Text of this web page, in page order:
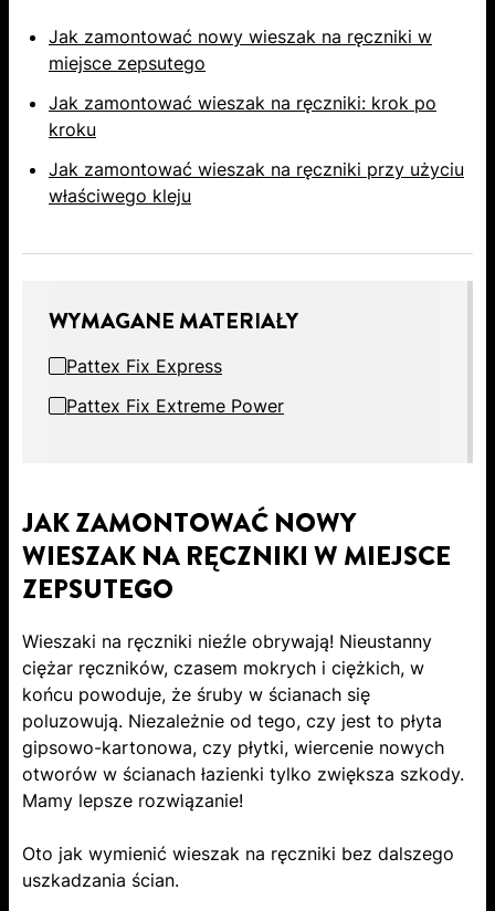
Jak zamontować nowy wieszak na ręczniki w
miejsce zepsutego
Jak zamontować wieszak na ręczniki: krok po
kroku
Jak zamontować wieszak na ręczniki przy użyciu
właściwego kleju
JAK ZAMONTOWAĆ NOWY
WIESZAK NA RĘCZNIKI W MIEJSCE
ZEPSUTEGO
Wieszaki na ręczniki nieźle obrywają! Nieustanny
ciężar ręczników, czasem mokrych i ciężkich, w
końcu powoduje, że śruby w ścianach się
poluzowują. Niezależnie od tego, czy jest to płyta
gipsowo-kartonowa, czy płytki, wiercenie nowych
otworów w ścianach łazienki tylko zwiększa szkody.
Mamy lepsze rozwiązanie!
Oto jak wymienić wieszak na ręczniki bez dalszego
uszkadzania ścian.
WYMAGANE MATERIAŁY
Pattex Fix Express
Pattex Fix Extreme Power